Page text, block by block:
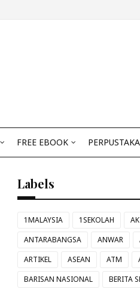
FREE EBOOK
Labels
1MALAYSIA 1SEKOLAH
ANTARABANGSA
ANWAR
ARTIKEL
ASEAN ATM
BARISAN NASIONAL
BERITA